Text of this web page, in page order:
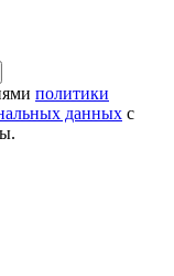
политики
данных с